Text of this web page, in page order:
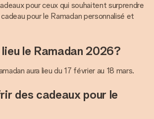
pour ceux qui souhaitent surprendre
pour le Ramadan personnalisé et
le Ramadan 2026?
aura lieu du 17 février au 18 mars.
des cadeaux pour le